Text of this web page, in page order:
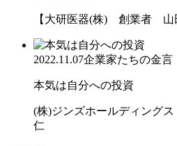
【大研医器(株) 創業者 山
2022.11.07企業家たちの金言
本気は自分への投資
(株)ジンズホールディング
仁